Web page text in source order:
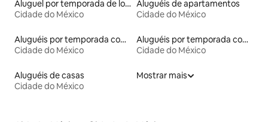
Aluguel por temporada de lofts
Cidade do México
Aluguéis de apartamentos
Cidade do México
Aluguéis por temporada com acesso à praia
Cidade do México
Aluguéis por temporada com banheira de hidromassagem
Cidade do México
Aluguéis de casas
Cidade do México
Mostrar mais